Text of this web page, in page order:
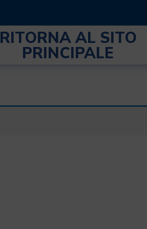
RITORNA AL SITO
PRINCIPALE